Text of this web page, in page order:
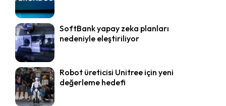
SoftBank yapay zeka planları
nedeniyle eleştiriliyor
Robot üreticisi Unitree için yeni
değerleme hedefi